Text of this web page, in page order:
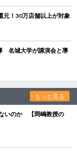
元！30万店舗以上が対象
名城大学が講演会と導
もっと見る
いのか 【岡嶋教授の